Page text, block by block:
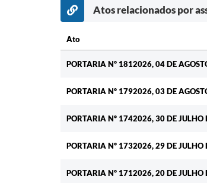
Atos relacionados por
Ato
PORTARIA Nº 1812026, 04 DE
PORTARIA Nº 1792026, 03 DE
PORTARIA Nº 1742026, 30 DE JULHO
PORTARIA Nº 1732026, 29 DE JULHO
PORTARIA Nº 1712026, 20 DE JULHO